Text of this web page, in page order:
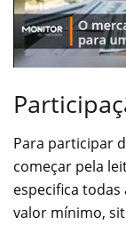
Para participar
começar pela
especifica
valor mínimo,